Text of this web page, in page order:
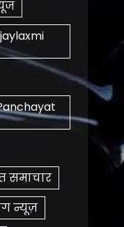
समाचार
न्यूज़